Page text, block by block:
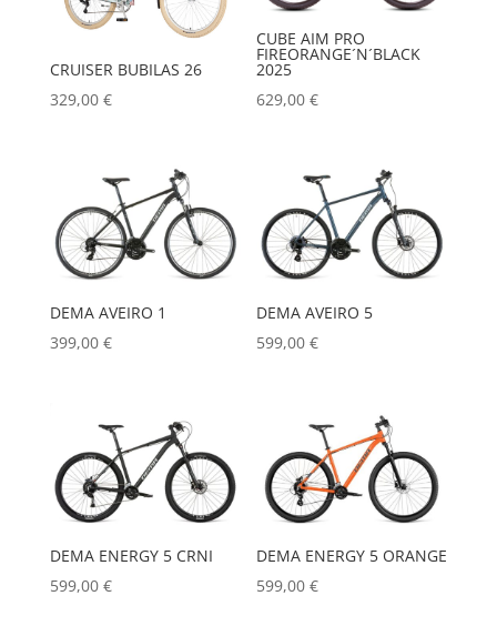
CRUISER BUBILAS 26
329,00 €
CUBE AIM PRO
FIREORANGE´N´BLACK
2025
629,00€
DEMA AVEIRO 1
399,00 €
DEMA AVEIRO 5
599,00€
DEMA ENERGY 5 CRNI
599,00 €
DEMA ENERGY 5 ORANGE
599,00€